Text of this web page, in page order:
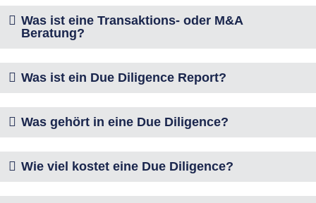
Was ist eine Transaktions- oder M&A
Beratung?
Was ist ein Due Diligence Report?
Was gehört in eine Due Diligence?
Wie viel kostet eine Due Diligence?